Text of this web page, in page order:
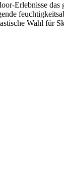
Erlebnisse
Wahl für